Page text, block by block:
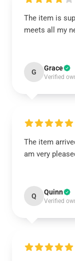
The item is
meets all my
G Grace
Verified
The item
am very
Q Quinn
Verified